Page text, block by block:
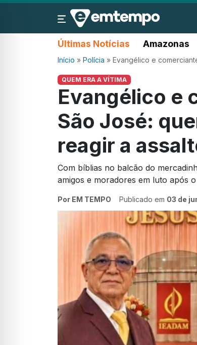
Últimas Notícias Amazonas
Início » Polícia » Evangélico e
QUEM ERA A VÍTIMA
Evangélico e
São José:
reagir a
Com bíblias no balcão do
amigos e moradores em luto após
Por EM TEMPO Publicado em 03 de